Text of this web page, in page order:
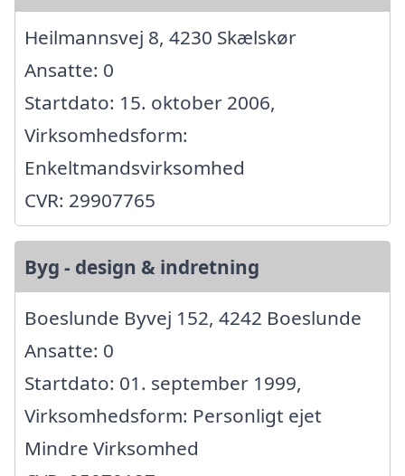
Heilmannsvej 8, 4230 Skælskør
Ansatte: 0
Startdato: 15. oktober 2006,
Virksomhedsform:
Enkeltmandsvirksomhed
CVR: 29907765
Byg - design & indretning
Boeslunde Byvej 152, 4242 Boeslunde
Ansatte: 0
Startdato: 01. september 1999,
Virksomhedsform: Personligt ejet
Mindre Virksomhed